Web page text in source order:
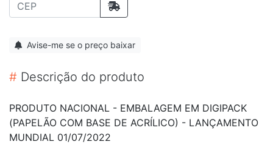
Avise-me se o preço baixar
# Descrição do produto
PRODUTO NACIONAL - EMBALAGEM EM DIGIPACK
(PAPELÃO COM BASE DE ACRÍLICO) - LANÇAMENTO
MUNDIAL 01/07/2022